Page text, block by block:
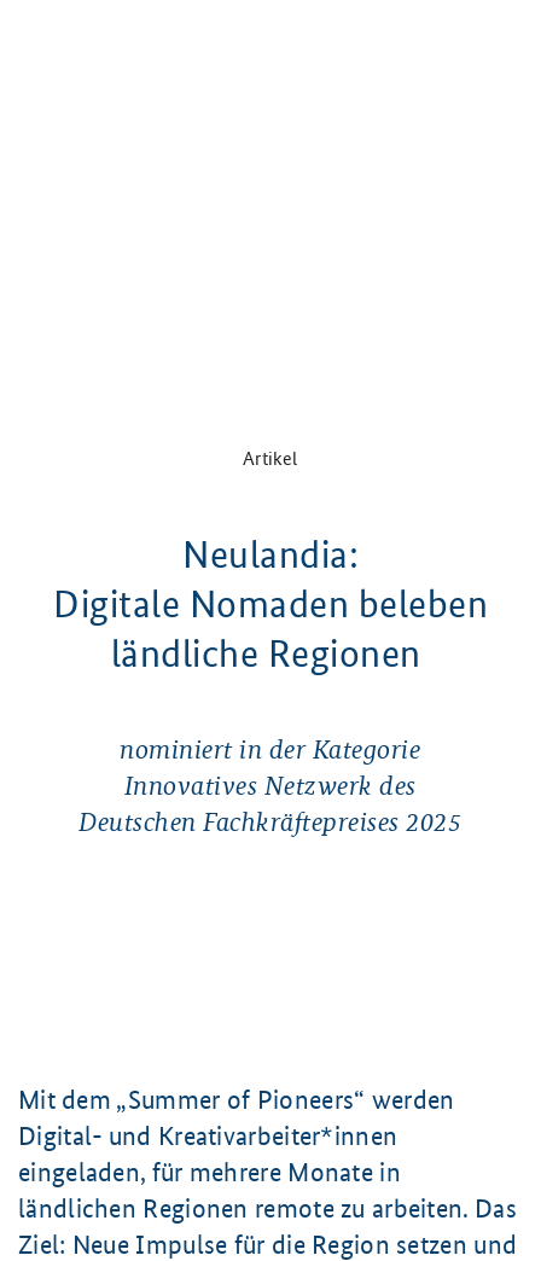
Artikel
Neulandia:
Digitale Nomaden beleben
ländliche Regionen
nominiert in der Kategorie
Innovatives Netzwerk des
DeutschenFachkräftepreises 2025
Mit dem „Summer of Pioneers“ werden
Digital- und Kreativarbeiter*innen
eingeladen, für mehrere Monate in
ländlichen Regionen remote zu arbeiten. Das
Ziel: Neue Impulse für die Region setzen und